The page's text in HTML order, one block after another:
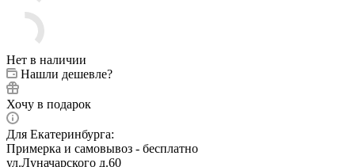
Нет в наличии
Нашли дешевле?
Хочу в подарок
Для Екатеринбурга:
Примерка и самовывоз - бесплатно
ул.Луначарского д.60